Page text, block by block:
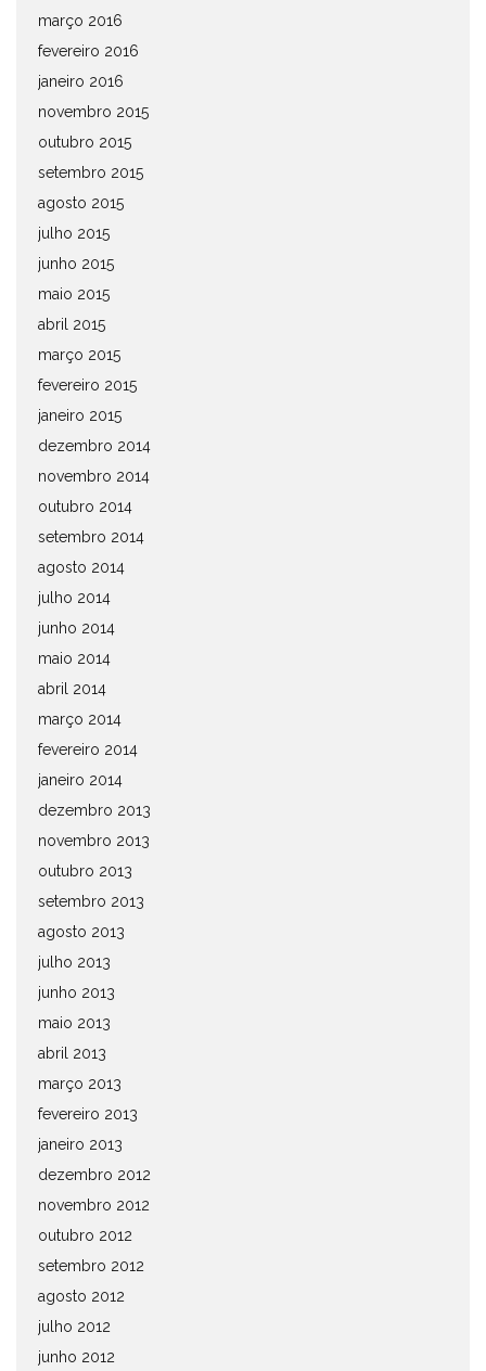
março 2016
fevereiro 2016
janeiro 2016
novembro 2015
outubro 2015
setembro 2015
agosto 2015
julho 2015
junho 2015
maio 2015
abril 2015
março 2015
fevereiro 2015
janeiro 2015
dezembro 2014
novembro 2014
outubro 2014
setembro 2014
agosto 2014
julho 2014
junho 2014
maio 2014
abril 2014
março 2014
fevereiro 2014
janeiro 2014
dezembro 2013
novembro 2013
outubro 2013
setembro 2013
agosto 2013
julho 2013
junho 2013
maio 2013
abril 2013
março 2013
fevereiro 2013
janeiro 2013
dezembro 2012
novembro 2012
outubro 2012
setembro 2012
agosto 2012
julho 2012
junho 2012